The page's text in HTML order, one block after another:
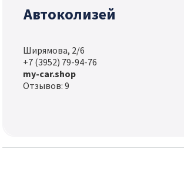
Автоколизей
Ширямова, 2/6
+7 (3952) 79-94-76
my-car.shop
Отзывов: 9